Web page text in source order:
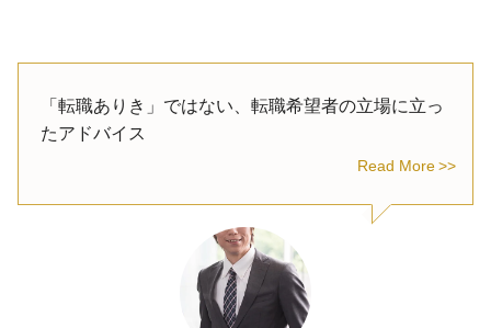
「転職ありき」ではない、転職希望者の立場に立っ
たアドバイス
Read More